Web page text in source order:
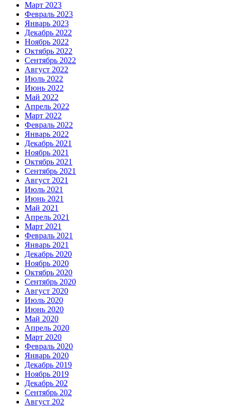
Март 2023
Февраль 2023
Январь 2023
Декабрь 2022
Ноябрь 2022
Октябрь 2022
Сентябрь 2022
Август 2022
Июль 2022
Июнь 2022
Май 2022
Апрель 2022
Март 2022
Февраль 2022
Январь 2022
Декабрь 2021
Ноябрь 2021
Октябрь 2021
Сентябрь 2021
Август 2021
Июль 2021
Июнь 2021
Май 2021
Апрель 2021
Март 2021
Февраль 2021
Январь 2021
Декабрь 2020
Ноябрь 2020
Октябрь 2020
Сентябрь 2020
Август 2020
Июль 2020
Июнь 2020
Май 2020
Апрель 2020
Март 2020
Февраль 2020
Январь 2020
Декабрь 2019
Ноябрь 2019
Декабрь 202
Сентябрь 202
Август 202